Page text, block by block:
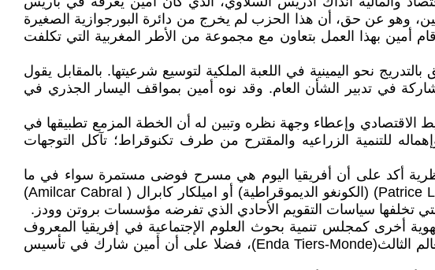
وهو عن حق، أن هذا الحزب لم يخرج من دائرة البورجوازية الصغيرة
أمين بهذا العمل بتعاون مع مجموعة من الأطر المغربية التي تكلفت
نحو اليمينية في اللعبة الملكية لتوسيع شرعيتها. بالمقابل يقول
في تدبير الشأن العام. وقد نوه أمين بمواقف اليسار الجذري في
وإعطاء وجهة نظره وتبين له أن الخطة المزمع تطبيقها في
للتنمية الزراعيه والمقترح من طرف تكنوقراط؛ تآكل التوجهات
أكد على أن أفريقيا اليوم هي مسرح فوضى مستمرة سواء في ما
يخص الانقلابات التي غالبا ما تكون الدول الإمبريالية وراءها، كما هو الأمر بالنسبة لباتريس لومامبا( Patrice Lumumba) (الكونغو الديموقراطية) أو اميلكار كابرال ( Amilcar Cabral)
أخرى كمجلس تنمية بحوث العلوم الإجتماعية في إفريقيا المعروف
بالكوديسريا (CODESRIA) والذي كان أمين من مؤسسيه ومديره التنفيذي تم مؤسسة البيئة والتنمية في العالم الثالث(Enda Tiers-Monde)، فضلا على أن أمين شارك في تأسيس